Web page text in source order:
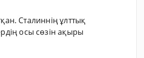
Сталиннің ұлттық
осы сөзін ақыры